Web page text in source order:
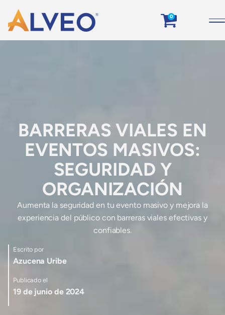
0
BARRERAS VIALES EN
EVENTOS MASIVOS:
SEGURIDAD Y
ORGANIZACIÓN
Aumenta la seguridad en tu evento masivo y mejora la
experiencia del público con barreras viales efectivas y
confiables.
Escrito por
Azucena Uribe
Publicado el
19 de junio de 2024